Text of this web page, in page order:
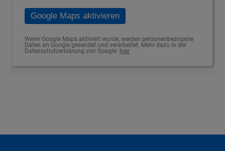
Google Maps aktivieren
Wenn Google Maps aktiviert wurde, werden personenbezogene
Daten an Google gesendet und verarbeitet. Mehr dazu in der
Datenschutzerklärung von Google: hier